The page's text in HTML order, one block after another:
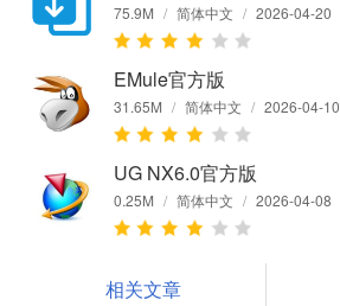
75.9M / 简体中文 / 2026-04-20
EMule官方版
31.65M / 简体中文 / 2026-04-10
UG NX6.0官方版
0.25M / 简体中文 / 2026-04-08
相关文章